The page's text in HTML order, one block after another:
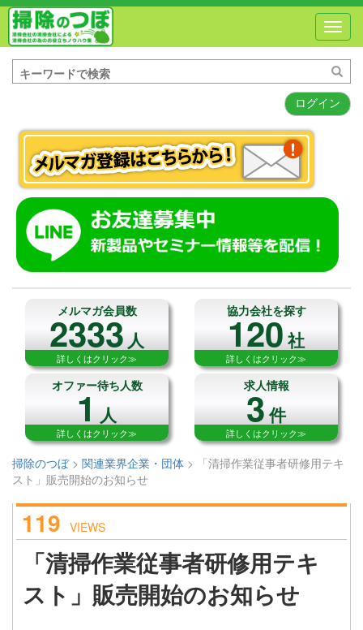
ログイン
メルマガ会員数
2333人
詳しくはクリック≫
協力会社を探す
120社
詳しくはクリック≫
オファー待ち人数
1人
詳しくはクリック≫
求人情報
3件
詳しくはクリック≫
掃除のつぼ> 関連業界企業・団体 >
「清掃作業従事者研修用テキ
スト」販売開始のお知らせ
119 VIEWS
「清掃作業従事者研修用テキ
スト」販売開始のお知らせ